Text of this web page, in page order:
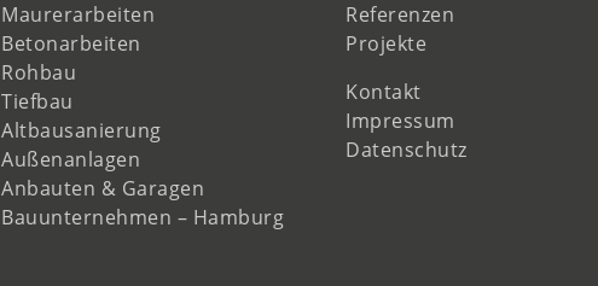
Maurerarbeiten
Betonarbeiten
Rohbau
Tiefbau
Altbausanierung
Außenanlagen
Anbauten & Garagen
Bauunternehmen – Hamburg
Referenzen
Projekte
Kontakt
Impressum
Datenschutz